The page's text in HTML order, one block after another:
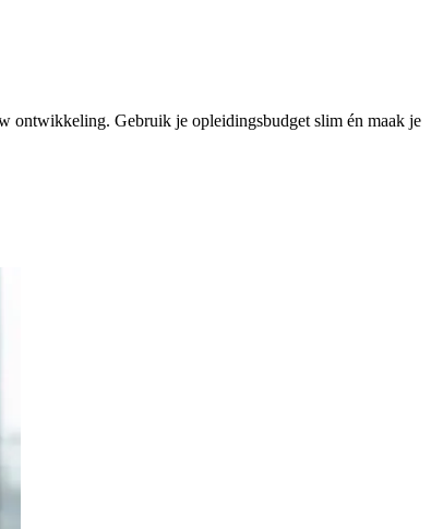
ontwikkeling. Gebruik je opleidingsbudget slim én maak je